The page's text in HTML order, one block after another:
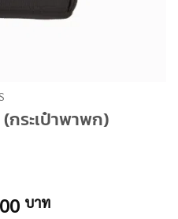
กระเป๋าพาพก)
บาทCurrent